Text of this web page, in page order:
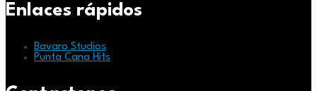
Enlaces rápidos
Bavaro Studios
Punta Cana Hits